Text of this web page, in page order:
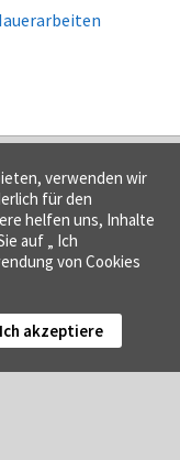
verwenden wir
für den
helfen uns, Inhalte
auf „ Ich
von Cookies
Ich akzeptiere